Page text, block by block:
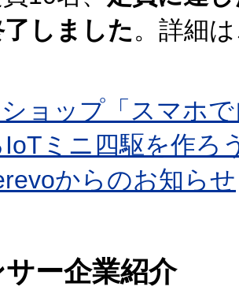
しました。詳細
ョップ「スマホ
ミニ四駆を作ろ
からのお知らせ
ー企業紹介